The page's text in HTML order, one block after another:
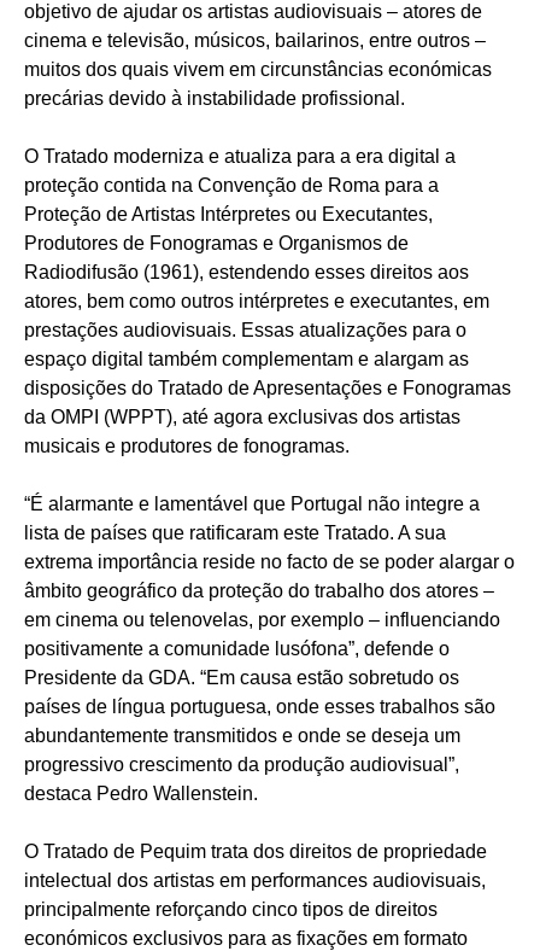
objetivo de ajudar os artistas audiovisuais – atores de
cinema e televisão, músicos, bailarinos, entre outros –
muitos dos quais vivem em circunstâncias económicas
precárias devido à instabilidade profissional.
O Tratado moderniza e atualiza para a era digital a
proteção contida na Convenção de Roma para a
Proteção de Artistas Intérpretes ou Executantes,
Produtores de Fonogramas e Organismos de
Radiodifusão (1961), estendendo esses direitos aos
atores, bem como outros intérpretes e executantes, em
prestações audiovisuais. Essas atualizações para o
espaço digital também complementam e alargam as
disposições do Tratado de Apresentações e Fonogramas
da OMPI (WPPT), até agora exclusivas dos artistas
musicais e produtores de fonogramas.
“É alarmante e lamentável que Portugal não integre a
lista de países que ratificaram este Tratado. A sua
extrema importância reside no facto de se poder alargar o
âmbito geográfico da proteção do trabalho dos atores –
em cinema ou telenovelas, por exemplo – influenciando
positivamente a comunidade lusófona”, defende o
Presidente da GDA. “Em causa estão sobretudo os
países de língua portuguesa, onde esses trabalhos são
abundantemente transmitidos e onde se deseja um
progressivo crescimento da produção audiovisual”,
destaca Pedro Wallenstein.
O Tratado de Pequim trata dos direitos de propriedade
intelectual dos artistas em performances audiovisuais,
principalmente reforçando cinco tipos de direitos
económicos exclusivos para as fixações em formato